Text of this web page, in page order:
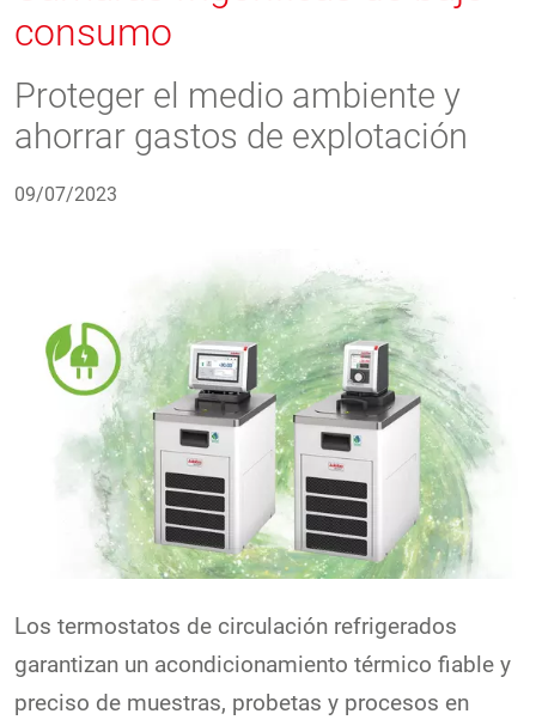
consumo
Proteger el medio ambiente y
ahorrar gastos de explotación
09/07/2023
Los termostatos de circulación refrigerados
garantizan un acondicionamiento térmico fiable y
preciso de muestras, probetas y procesos en